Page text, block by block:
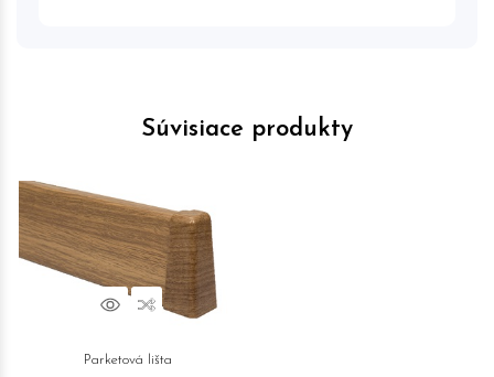
Súvisiace produkty
NáhľadPorovnať
Parketová lišta